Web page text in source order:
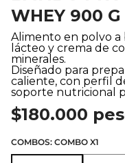
WHEY 900
Alimento en polvo a
lácteo y crema de
minerales.
Diseñado para
caliente, con perfil
soporte nutricional
$180.000
COMBOS: COMBO X1